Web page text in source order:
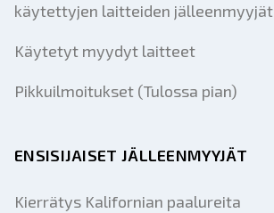
käytettyjen laitteiden jälleenmyyjät
Käytetyt myydyt laitteet
Pikkuilmoitukset (Tulossa pian)
ENSISIJAISET JÄLLEENMYYJÄT
Kierrätys Kalifornian paalureita